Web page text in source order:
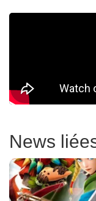
News